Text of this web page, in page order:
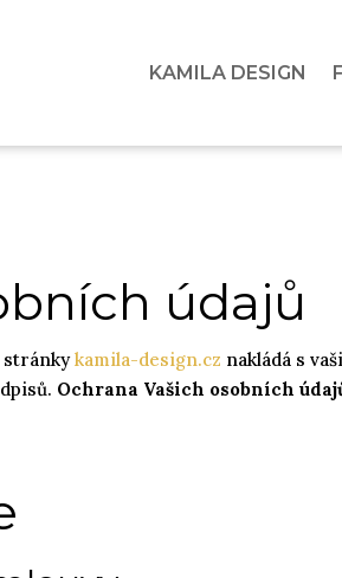
KAMILA DESIGN
údajů
stránkykamila-design.cz nakládá s
Ochrana Vašich osobních